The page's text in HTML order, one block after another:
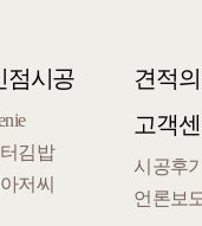
점시공
김밥
저씨
견적
고객
시공후기
언론보